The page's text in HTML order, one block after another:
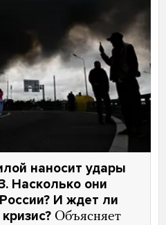
наносит удары
Насколько они
И ждет ли
Объясняет